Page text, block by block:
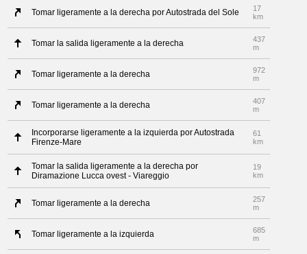
Tomar ligeramente a la derecha por Autostrada del Sole
17
km
Tomar la salida ligeramente a la derecha
437
m
Tomar ligeramente a la derecha
972
m
Tomar ligeramente a la derecha
407
m
Incorporarse ligeramente a la izquierda por Autostrada
Firenze-Mare
61
km
Tomar la salida ligeramente a la derecha por
Diramazione Lucca ovest - Viareggio
19
km
Tomar ligeramente a la derecha
257
m
Tomar ligeramente a la izquierda
685
m